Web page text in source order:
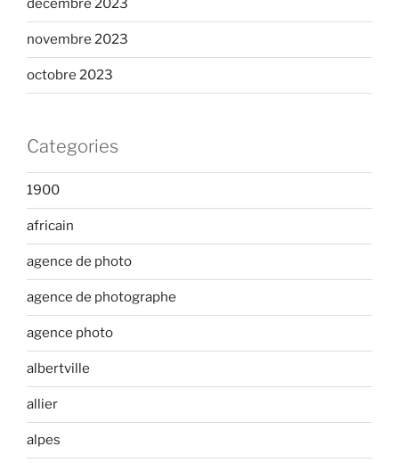
décembre 2023
novembre 2023
octobre 2023
Categories
1900
africain
agence de photo
agence de photographe
agence photo
albertville
allier
alpes